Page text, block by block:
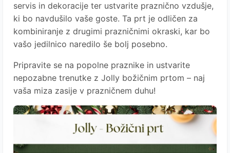
servis in dekoracije ter ustvarite praznično vzdušje,
ki bo navdušilo vaše goste. Ta prt je odličen za
kombiniranje z drugimi prazničnimi okraski, kar bo
vašo jedilnico naredilo še bolj posebno.
Pripravite se na popolne praznike in ustvarite
nepozabne trenutke z Jolly božičnim prtom – naj
vaša miza zasije v prazničnem duhu!